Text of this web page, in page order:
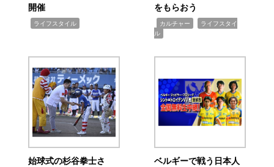
開催
ライフスタイル
をもらおう
カルチャー
ライフスタイ
ル
始球式の杉谷拳士さ
ベルギーで戦う日本人